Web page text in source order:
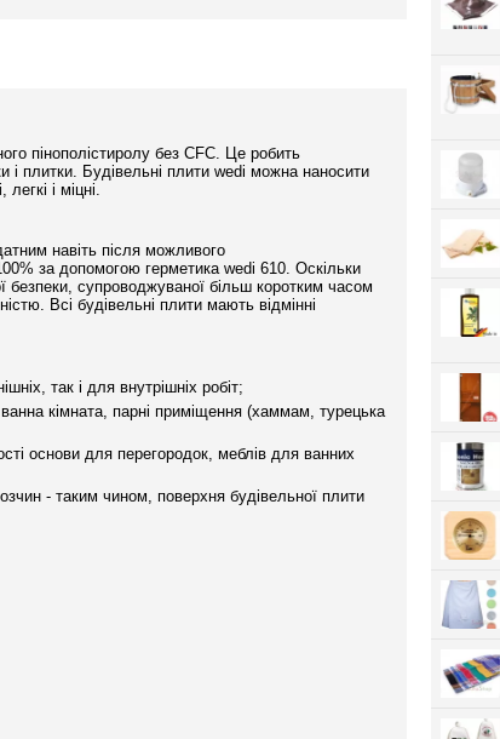
пінополістиролу без CFC. Це робить
плитки. Будівельні плити wedi можна наносити
і міцні.
навіть після можливого
за допомогою герметика wedi 610. Оскільки
безпеки, супроводжуваної більш коротким часом
Всі будівельні плити мають відмінні
так і для внутрішніх робіт;
кімната, парні приміщення (хаммам, турецька
основи для перегородок, меблів для ванних
- таким чином, поверхня будівельної плити